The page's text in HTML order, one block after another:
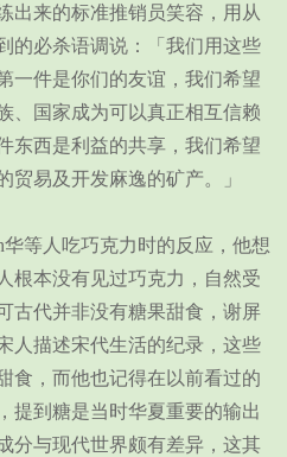
出来的标准推销员笑容，用从
的必杀语调说：「我们用这些
一件是你们的友谊，我们希望
、国家成为可以真正相互信赖
东西是利益的共享，我们希望
贸易及开发麻逸的矿产。」
等人吃巧克力时的反应，他想
根本没有见过巧克力，自然受
古代并非没有糖果甜食，谢屏
人描述宋代生活的纪录，这些
食，而他也记得在以前看过的
提到糖是当时华夏重要的输出
分与现代世界颇有差异，这其